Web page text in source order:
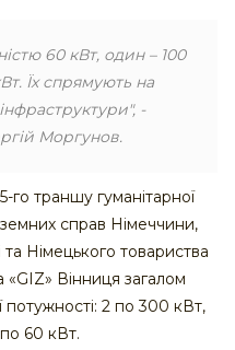
60 кВт, один – 100
Їх спрямують на
-
Моргунов.
го траншу гуманітарної
справ Німеччини,
Німецького товариства
«GIZ» Вінниця загалом
потужності: 2 по 300 кВт,
60 кВт.